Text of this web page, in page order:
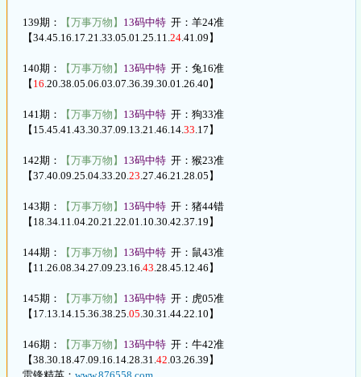
139期： 【万事万物】 13码中特 开：羊24准
【34.45.16.17.21.33.05.01.25.11.24.41.09】
140期： 【万事万物】 13码中特 开：兔16准
【 16.20.38.05.06.03.07.36.39.30.01.26.40】
141期： 【万事万物】 13码中特 开：狗33准
【15.45.41.43.30.37.09.13.21.46.14.33.17】
142期： 【万事万物】 13码中特 开：猴23准
【37.40.09.25.04.33.20.23.27.46.21.28.05】
143期： 【万事万物】 13码中特 开：猪44错
【18.34.11.04.20.21.22.01.10.30.42.37.19】
144期： 【万事万物】 13码中特 开：鼠43准
【11.26.08.34.27.09.23.16.43.28.45.12.46】
145期： 【万事万物】 13码中特 开：虎05准
【17.13.14.15.36.38.25.05.30.31.44.22.10】
146期： 【万事万物】 13码中特 开：牛42准
【38.30.18.47.09.16.14.28.31.42.03.26.39】